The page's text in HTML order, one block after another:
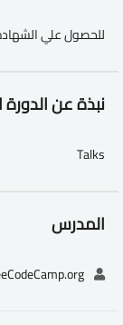
للحصول علي الشهادة
نبذة عن الدورة
Talks
المدرس